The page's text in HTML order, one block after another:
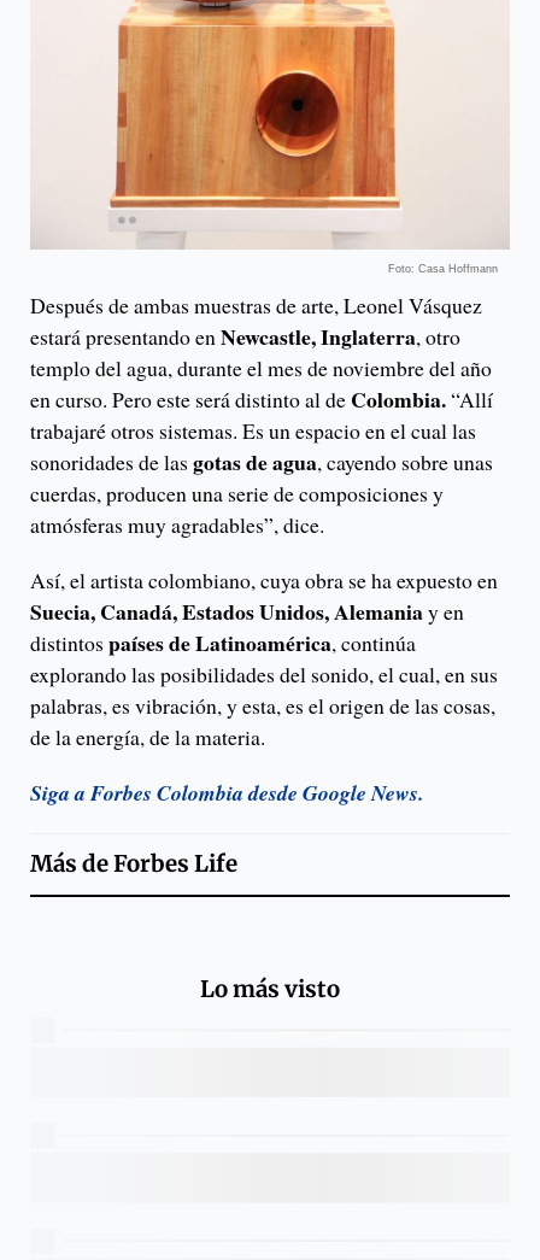
Foto: Casa Hoffmann
Después de ambas muestras de arte, Leonel Vásquez
estará presentando en Newcastle, Inglaterra, otro
templo del agua, durante el mes de noviembre del año
en curso. Pero este será distinto al de Colombia.“Allí
trabajaré otros sistemas. Es un espacio en el cual las
sonoridades de las gotas de agua, cayendo sobre unas
cuerdas, producen una serie de composiciones y
atmósferas muy agradables”, dice.
Así, el artista colombiano, cuya obra se ha expuesto en
Suecia, Canadá, Estados Unidos, Alemaniay en
distintos países de Latinoamérica, continúa
explorando las posibilidades del sonido, el cual, en sus
palabras, es vibración, y esta, es el origen de las cosas,
de la energía, de la materia.
Siga a Forbes Colombia desde Google News.
Más deForbes Life
Lo más visto